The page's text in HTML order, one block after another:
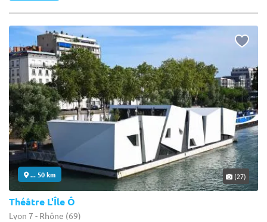
... 50 km (27)
Théâtre L'Île Ô
Lyon 7 - Rhône (69)